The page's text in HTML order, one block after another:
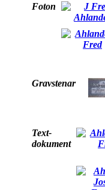
Foton
Gravstenar
Text-
dokument